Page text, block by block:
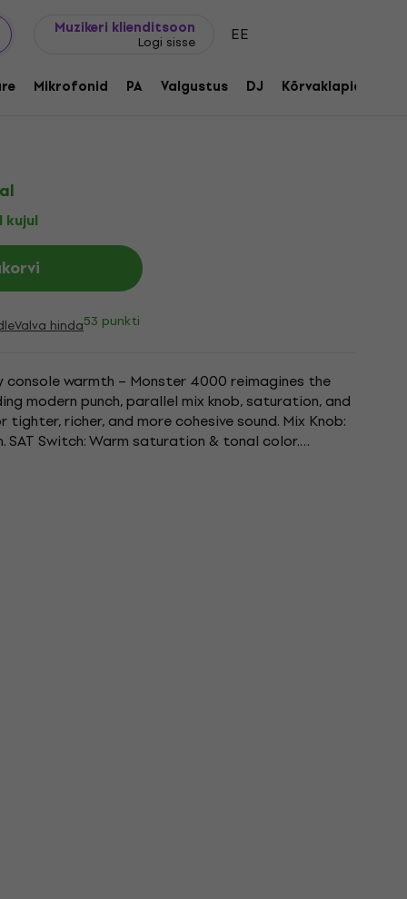
Muzikeri klienditsoon
Logi sisse EE
Mikrofonid PA Valgustus DJ Kõrvaklapid
- Neural Bus Compressor
kujul
Valva hinda53 punkti
console warmth – Monster 4000 reimagines the
modern punch, parallel mix knob, saturation, and
richer, and more cohesive sound. Mix Knob:
SAT Switch: Warm saturation & tonal color.